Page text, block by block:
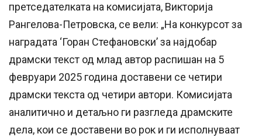
претседателката на комисијата, Викторија
Рангелова-Петровска, се вели: „На конкурсот за
наградата ‘Горан Стефановски’ за најдобар
драмски текст од млад автор распишан на 5
февруари 2025 година доставени се четири
драмски текста од четири автори. Комисијата
аналитично и детаљно ги разгледа драмските
дела, кои се доставени во рок и ги исполнуваат